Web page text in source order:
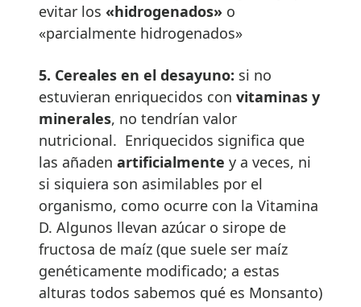
evitar los «hidrogenados» o
«parcialmente hidrogenados»
5. Cereales en el desayuno: si no
estuvieran enriquecidos con vitaminas y
minerales, no tendrían valor
nutricional. Enriquecidos significa que
las añaden artificialmente y a veces, ni
si siquiera son asimilables por el
organismo, como ocurre con la Vitamina
D. Algunos llevan azúcar o sirope de
fructosa de maíz (que suele ser maíz
genéticamente modificado; a estas
alturas todos sabemos qué es Monsanto)